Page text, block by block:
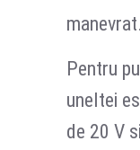
manevrat.
Pentru
uneltei
de 20 V